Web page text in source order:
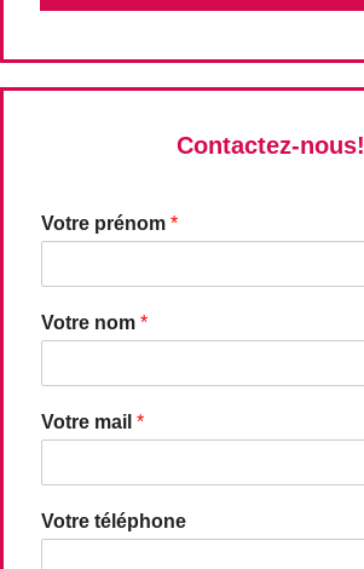
Contactez-nous!
Votre prénom *
Votre nom *
Votre mail *
Votre téléphone